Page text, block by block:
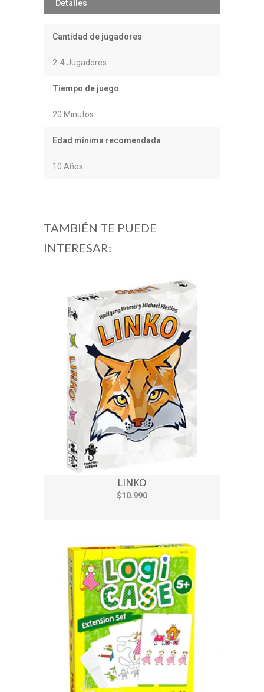
Detalles
Cantidad de jugadores
2-4 Jugadores
Tiempo de juego
20 Minutos
Edad mínima recomendada
10 Años
TAMBIÉN TE PUEDE
INTERESAR:
LINKO
$10.990